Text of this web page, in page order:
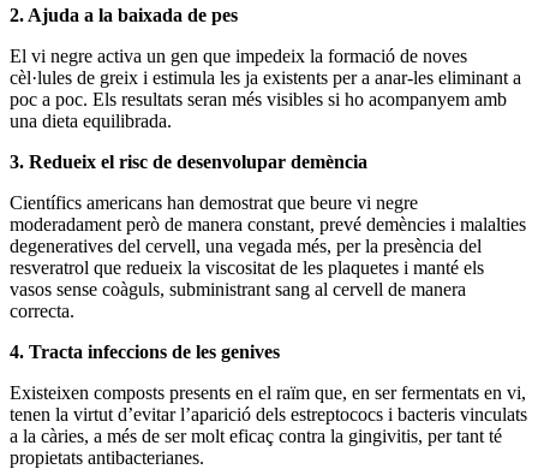
2. Ajuda a la baixada de pes
El vi negre activa un gen que impedeix la formació de noves
cèl·lules de greix i estimula les ja existents per a anar-les eliminant a
poc a poc. Els resultats seran més visibles si ho acompanyem amb
una dieta equilibrada.
3. Redueix el risc de desenvolupar demència
Científics americans han demostrat que beure vi negre
moderadament però de manera constant, prevé demències i malalties
degeneratives del cervell, una vegada més, per la presència del
resveratrol que redueix la viscositat de les plaquetes i manté els
vasos sense coàguls, subministrant sang al cervell de manera
correcta.
4. Tracta infeccions de les genives
Existeixen composts presents en el raïm que, en ser fermentats en vi,
tenen la virtut d’evitar l’aparició dels estreptococs i bacteris vinculats
a la càries, a més de ser molt eficaç contra la gingivitis, per tant té
propietats antibacterianes.